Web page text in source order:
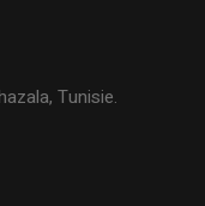
Tunisie.